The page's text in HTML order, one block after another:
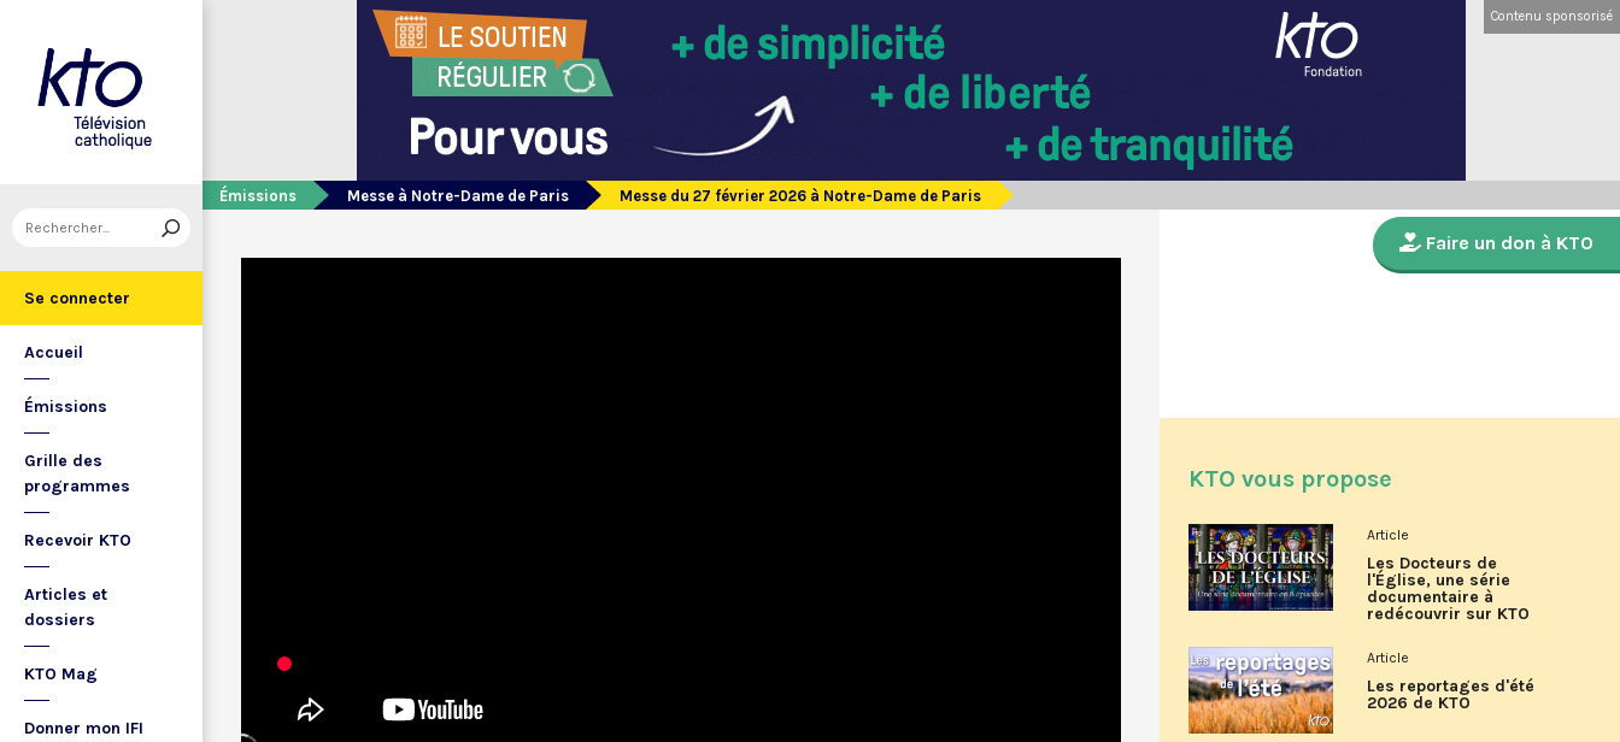
Se connecter
Accueil
Émissions
Grille des
programmes
Recevoir KTO
Articles et
dossiers
KTO Mag
Donner mon IFI
Contenu sponsorisé
Émissions Messe à Notre-Dame de Paris Messe du 27 février 2026 à Notre-Dame de Paris
Faire un don à KTO
KTO vous propose
Article
Les Docteurs de
l'Église, une série
documentaire à
redécouvrir sur KTO
Article
Les reportages d'été
2026 de KTO